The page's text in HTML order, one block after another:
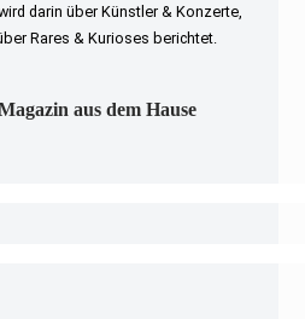
darin über Künstler & Konzerte,
Rares & Kurioses berichtet.
aus dem Hause